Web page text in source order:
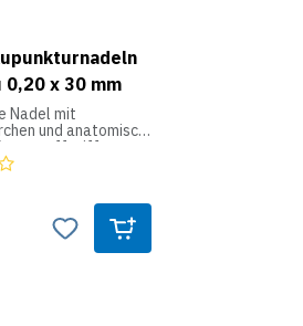
0,20 x 30 mm
Nadel mit
und anatomisch
für ein